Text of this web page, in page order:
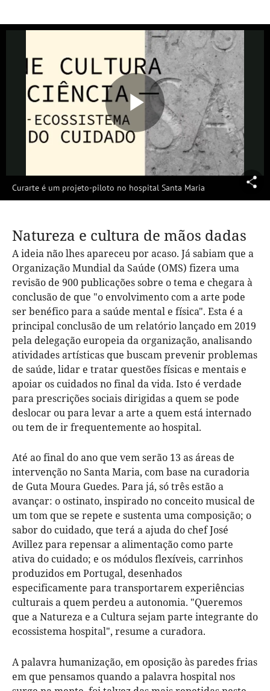
Vídeo
Curarte é um projeto-piloto no hospital Santa Maria
Natureza e cultura de mãos dadas
A ideia não lhes apareceu por acaso. Já sabiam que a
Organização Mundial da Saúde (OMS) fizera uma
revisão de 900 publicações sobre o tema e chegara à
conclusão de que "o envolvimento com a arte pode
ser benéfico para a saúde mental e física". Esta é a
principal conclusão de um relatório lançado em 2019
pela delegação europeia da organização, analisando
atividades artísticas que buscam prevenir problemas
de saúde, lidar e tratar questões físicas e mentais e
apoiar os cuidados no final da vida. Isto é verdade
para prescrições sociais dirigidas a quem se pode
deslocar ou para levar a arte a quem está internado
ou tem de ir frequentemente ao hospital.
Até ao final do ano que vem serão 13 as áreas de
intervenção no Santa Maria, com base na curadoria
de Guta Moura Guedes. Para já, só três estão a
avançar: o ostinato, inspirado no conceito musical de
um tom que se repete e sustenta uma composição; o
sabor do cuidado, que terá a ajuda do chef José
Avillez para repensar a alimentação como parte
ativa do cuidado; e os módulos flexíveis, carrinhos
produzidos em Portugal, desenhados
especificamente para transportarem experiências
culturais a quem perdeu a autonomia. "Queremos
que a Natureza e a Cultura sejam parte integrante do
ecossistema hospital", resume a curadora.
A palavra humanização, em oposição às paredes frias
em que pensamos quando a palavra hospital nos